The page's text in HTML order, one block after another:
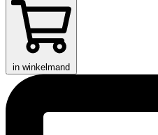
in winkelmand